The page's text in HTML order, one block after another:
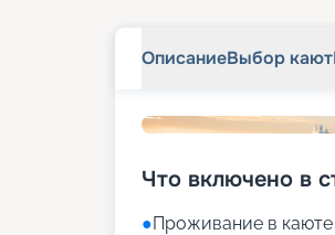
ОписаниеВыбор кают
Что включено в
●Проживание в